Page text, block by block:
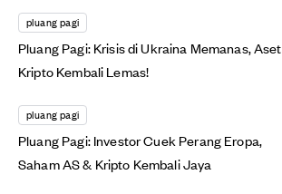
pluang pagi
Pluang Pagi: Krisis di Ukraina Memanas, Aset
Kripto Kembali Lemas!
pluang pagi
Pluang Pagi: Investor Cuek Perang Eropa,
Saham AS & Kripto Kembali Jaya